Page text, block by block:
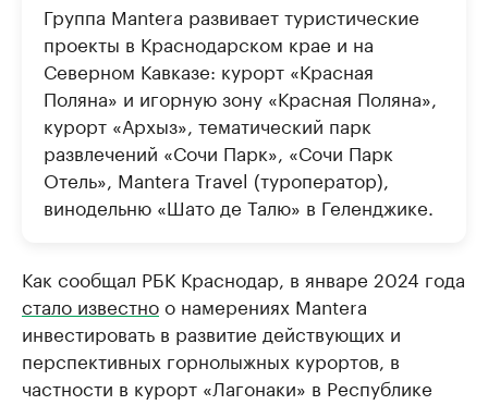
Группа Mantera развивает туристические
проекты в Краснодарском крае и на
Северном Кавказе: курорт «Красная
Поляна» и игорную зону «Красная Поляна»,
курорт «Архыз», тематический парк
развлечений «Сочи Парк», «Сочи Парк
Отель», Mantera Travel (туроператор),
винодельню «Шато де Талю» в Геленджике.
Как сообщал РБК Краснодар, в январе 2024 года
стало известноо намерениях Mantera
инвестировать в развитие действующих и
перспективных горнолыжных курортов, в
частности в курорт «Лагонаки» в Республике